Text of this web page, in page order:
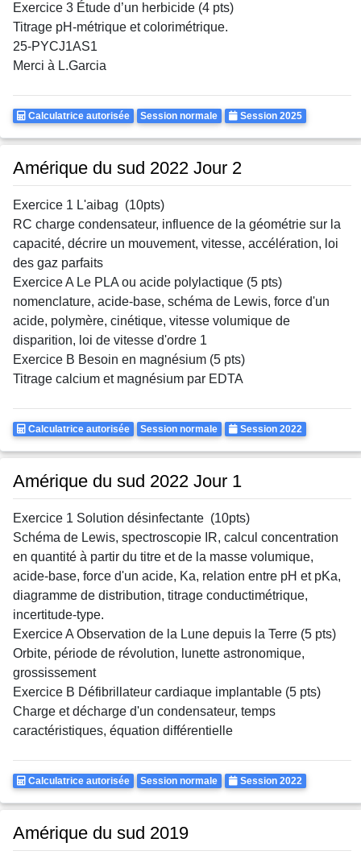
Exercice 3 Étude d’un herbicide (4 pts)
Titrage pH-métrique et colorimétrique.
25-PYCJ1AS1
Merci à L.Garcia
Calculatrice
Calculatrice autorisée Rattrapages
Session normale Annee
Session 2025
Amérique du sud 2022 Jour 2
Exercice 1 L'aibag (10pts)
RC charge condensateur, influence de la géométrie sur la
capacité, décrire un mouvement, vitesse, accélération, loi
des gaz parfaits
Exercice A Le PLA ou acide polylactique (5 pts)
nomenclature, acide-base, schéma de Lewis, force d'un
acide, polymère, cinétique, vitesse volumique de
disparition, loi de vitesse d'ordre 1
Exercice B Besoin en magnésium (5 pts)
Titrage calcium et magnésium par EDTA
Calculatrice
Calculatrice autorisée Rattrapages
Session normale Annee
Session 2022
Amérique du sud 2022 Jour 1
Exercice 1 Solution désinfectante (10pts)
Schéma de Lewis, spectroscopie IR, calcul concentration
en quantité à partir du titre et de la masse volumique,
acide-base, force d'un acide, Ka, relation entre pH et pKa,
diagramme de distribution, titrage conductimétrique,
incertitude-type.
Exercice A Observation de la Lune depuis la Terre (5 pts)
Orbite, période de révolution, lunette astronomique,
grossissement
Exercice B Défibrillateur cardiaque implantable (5 pts)
Charge et décharge d'un condensateur, temps
caractéristiques, équation différentielle
Calculatrice
Calculatrice autorisée Rattrapages
Session normale Annee
Session 2022
Amérique du sud 2019